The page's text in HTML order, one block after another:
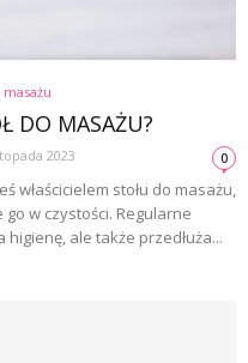
masażu
DO MASAŻU?
2023 0
właścicielem stołu do masażu,
w czystości. Regularne
ale także przedłuża...